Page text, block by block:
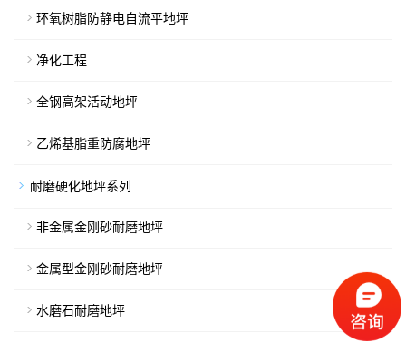
环氧树脂防静电自流平地坪
净化工程
全钢高架活动地坪
乙烯基脂重防腐地坪
耐磨硬化地坪系列
非金属金刚砂耐磨地坪
金属型金刚砂耐磨地坪
水磨石耐磨地坪